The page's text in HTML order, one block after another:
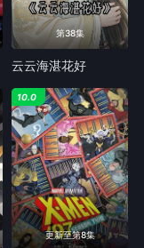
第38集
云云海湛花好
更新至第8集
10.0